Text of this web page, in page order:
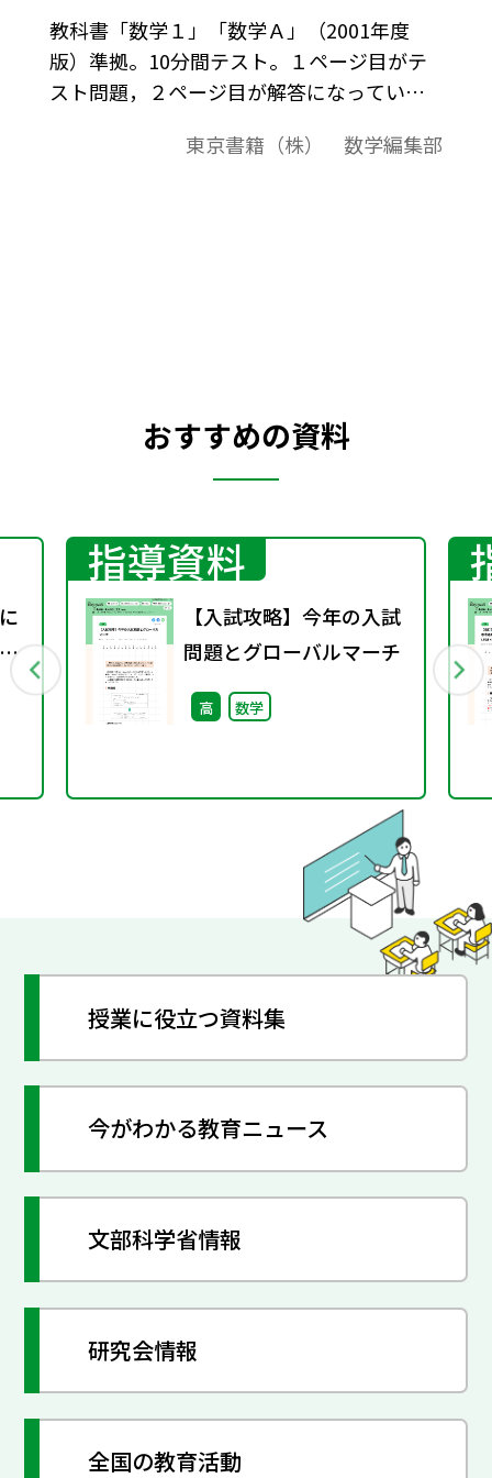
教科書「数学１」「数学Ａ」（2001年度
版）準拠。10分間テスト。１ページ目がテ
スト問題，２ページ目が解答になっていま
東京書籍（株） 数学編集部
おすすめの資料
指導資料
【入試攻略】今年の入試
問題とグローバルマーチ
高 数学
授業に役立つ資料集
今がわかる教育ニュース
文部科学省情報
研究会情報
全国の教育活動